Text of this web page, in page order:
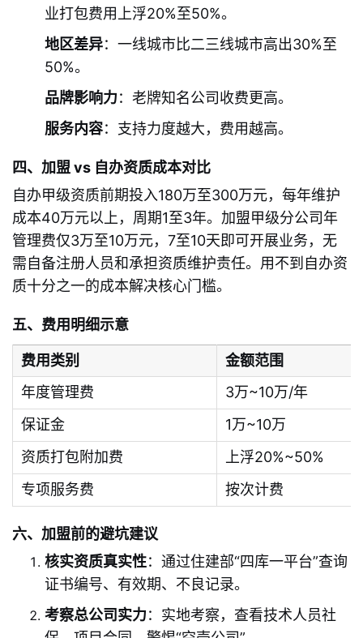
业打包费用上浮20%至50%。
地区差异：一线城市比二三线城市高出30%至
50%。
品牌影响力：老牌知名公司收费更高。
服务内容：支持力度越大，费用越高。
四、加盟 vs 自办资质成本对比
自办甲级资质前期投入180万至300万元，每年维护
成本40万元以上，周期1至3年。加盟甲级分公司年
管理费仅3万至10万元，7至10天即可开展业务，无
需自备注册人员和承担资质维护责任。用不到自办资
质十分之一的成本解决核心门槛。
五、费用明细示意
费用类别
金额范围
年度管理费
3万~10万/年
保证金
1万~10万
资质打包附加费
上浮20%~50%
专项服务费
按次计费
六、加盟前的避坑建议
核实资质真实性：通过住建部“四库一平台”查询
证书编号、有效期、不良记录。
考察总公司实力：实地考察，查看技术人员社